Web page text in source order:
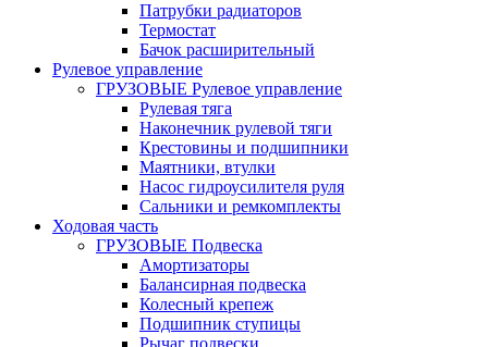
Патрубки радиаторов
Термостат
Бачок расширительный
Рулевое управление
ГРУЗОВЫЕ Рулевое управление
Рулевая тяга
Наконечник рулевой тяги
Крестовины и подшипники
Маятники, втулки
Насос гидроусилителя руля
Сальники и ремкомплекты
Ходовая часть
ГРУЗОВЫЕ Подвеска
Амортизаторы
Балансирная подвеска
Колесный крепеж
Подшипник ступицы
Рычаг подвески